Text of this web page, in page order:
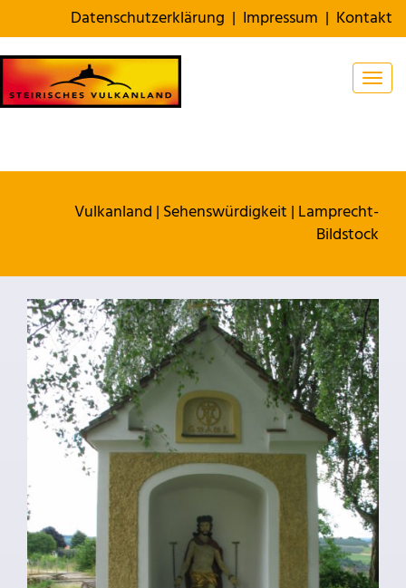
Datenschutzerklärung | Impressum | Kontakt
Vulkanland | Sehenswürdigkeit | Lamprecht-
Bildstock